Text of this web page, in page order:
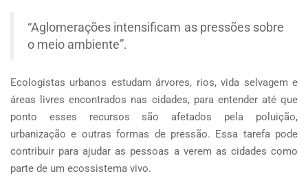
“Aglomerações intensificam as pressões sobre
o meio ambiente”.
Ecologistas urbanos estudam árvores, rios, vida selvagem e
áreas livres encontrados nas cidades, para entender até que
ponto esses recursos são afetados pela poluição,
urbanização e outras formas de pressão. Essa tarefa pode
contribuir para ajudar as pessoas a verem as cidades como
parte de um ecossistema vivo.